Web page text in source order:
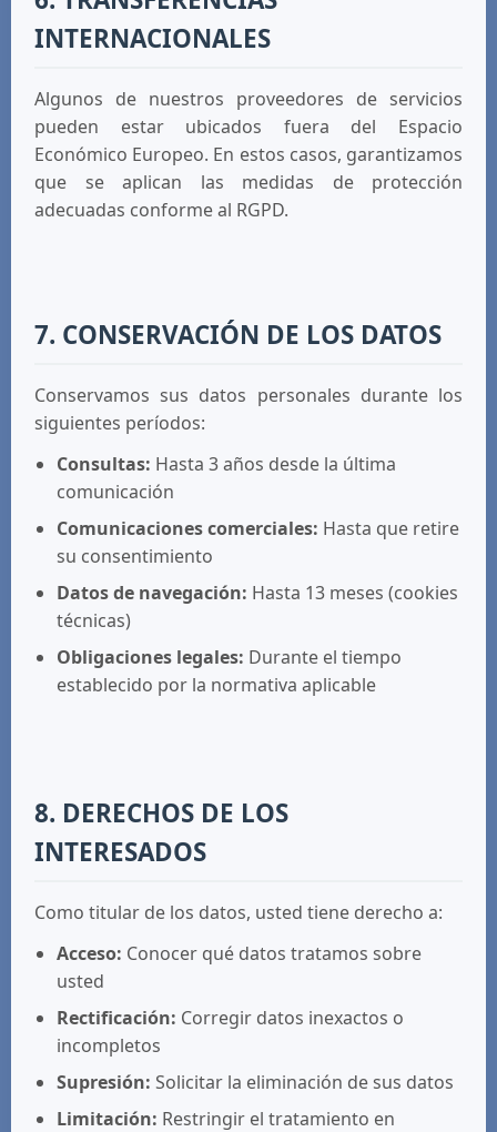
INTERNACIONALES
Algunos de nuestros proveedores de servicios
pueden estar ubicados fuera del Espacio
Económico Europeo. En estos casos, garantizamos
que se aplican las medidas de protección
adecuadas conforme al RGPD.
7. CONSERVACIÓN DE LOS DATOS
Conservamos sus datos personales durante los
siguientes períodos:
Consultas: Hasta 3 años desde la última
comunicación
Comunicaciones comerciales: Hasta que retire
su consentimiento
Datos de navegación: Hasta 13 meses (cookies
técnicas)
Obligaciones legales: Durante el tiempo
establecido por la normativa aplicable
8. DERECHOS DE LOS
INTERESADOS
Como titular de los datos, usted tiene derecho a:
Acceso: Conocer qué datos tratamos sobre
usted
Rectificación: Corregir datos inexactos o
incompletos
Supresión: Solicitar la eliminación de sus datos
Limitación: Restringir el tratamiento en